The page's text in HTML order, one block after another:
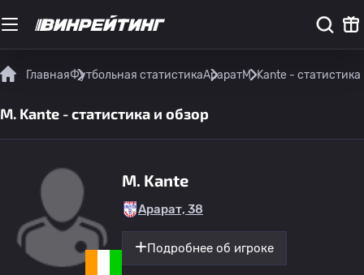
ГлавнаяФутбольная статистикаАраратM. Kante -
M. Kante - статистика и обзор
M. Kante
Арарат, 38
Подробнее об игроке